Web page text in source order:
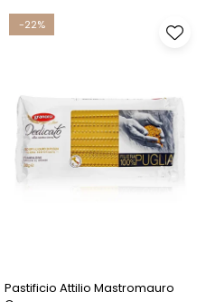
-22%
Pastificio Attilio Mastromauro